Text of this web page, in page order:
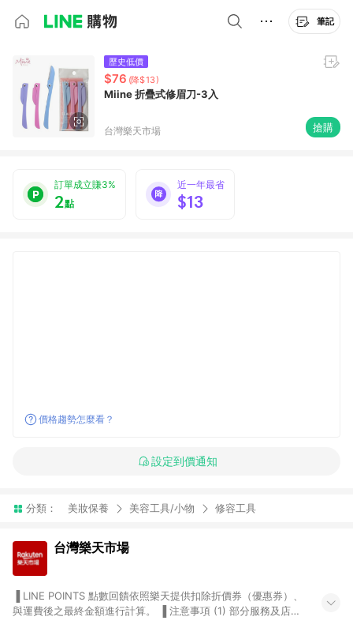
筆記
歷史低價
$76 (降$13)
Miine 折疊式修眉刀-3入
台灣樂天市場 搶購
訂單成立賺3%
2點
近一年最省
$13
價格趨勢怎麼看？
設定到價通知
分類： 美妝保養 美容工具/小物 修容工具
台灣樂天市場
與運費後之最終金額進行計算。 ▐ 注意事項 (1) 部分服務及店家